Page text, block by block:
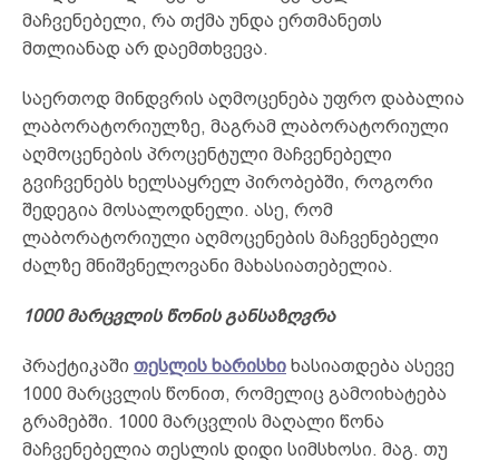
მაჩვენებელი, რა თქმა უნდა ერთმანეთს
მთლიანად არ დაემთხვევა.
საერთოდ მინდვრის აღმოცენება უფრო დაბალია
ლაბორატორიულზე, მაგრამ ლაბორატორიული
აღმოცენების პროცენტული მაჩვენებელი
გვიჩვენებს ხელსაყრელ პირობებში, როგორი
შედეგია მოსალოდნელი. ასე, რომ
ლაბორატორიული აღმოცენების მაჩვენებელი
ძალზე მნიშვნელოვანი მახასიათებელია.
1000 მარცვლის წონის განსაზღვრა
პრაქტიკაში თესლის ხარისხი ხასიათდება ასევე
1000 მარცვლის წონით, რომელიც გამოიხატება
გრამებში. 1000 მარცვლის მაღალი წონა
მაჩვენებელია თესლის დიდი სიმსხოსი. მაგ. თუ